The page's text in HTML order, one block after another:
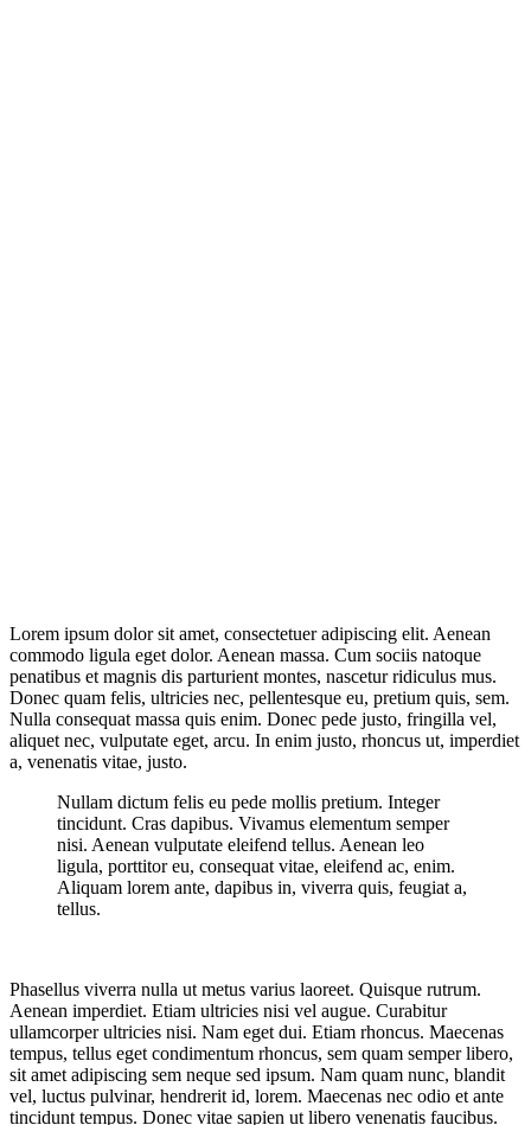
Lorem ipsum dolor sit amet, consectetuer adipiscing elit. Aenean
commodo ligula eget dolor. Aenean massa. Cum sociis natoque
penatibus et magnis dis parturient montes, nascetur ridiculus mus.
Donec quam felis, ultricies nec, pellentesque eu, pretium quis, sem.
Nulla consequat massa quis enim. Donec pede justo, fringilla vel,
aliquet nec, vulputate eget, arcu. In enim justo, rhoncus ut, imperdiet
a, venenatis vitae, justo.
Nullam dictum felis eu pede mollis pretium. Integer
tincidunt. Cras dapibus. Vivamus elementum semper
nisi. Aenean vulputate eleifend tellus. Aenean leo
ligula, porttitor eu, consequat vitae, eleifend ac, enim.
Aliquam lorem ante, dapibus in, viverra quis, feugiat a,
tellus.
Phasellus viverra nulla ut metus varius laoreet. Quisque rutrum.
Aenean imperdiet. Etiam ultricies nisi vel augue. Curabitur
ullamcorper ultricies nisi. Nam eget dui. Etiam rhoncus. Maecenas
tempus, tellus eget condimentum rhoncus, sem quam semper libero,
sit amet adipiscing sem neque sed ipsum. Nam quam nunc, blandit
vel, luctus pulvinar, hendrerit id, lorem. Maecenas nec odio et ante
tincidunt tempus. Donec vitae sapien ut libero venenatis faucibus.